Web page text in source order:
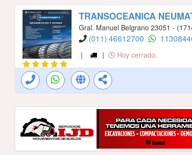
TRANSOCEANICA
Gral. Manuel Belgrano 23051 -
(011) 46612700
| | Hoy cerrado.